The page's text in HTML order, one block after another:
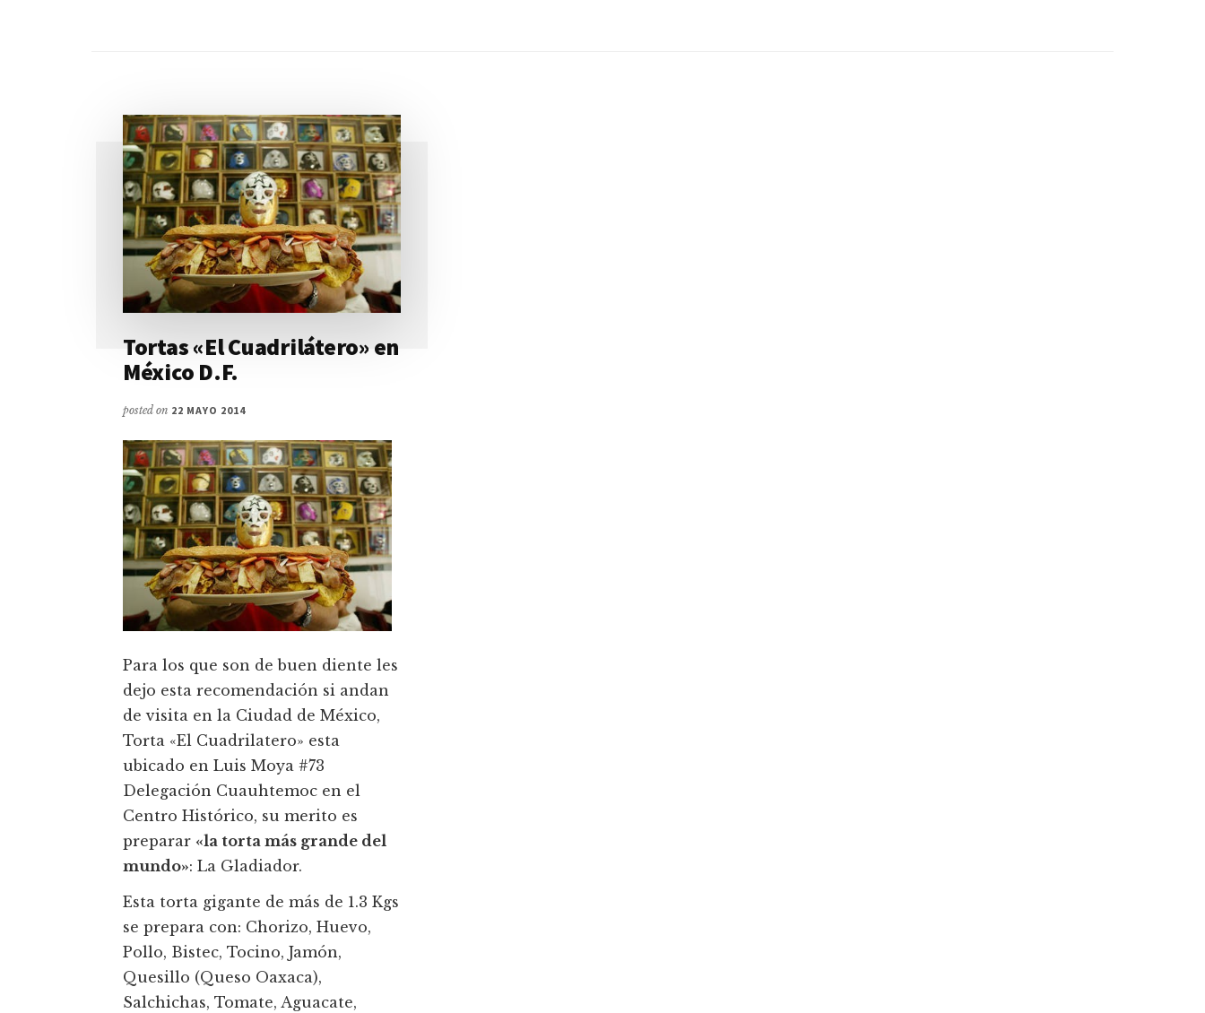
Tortas «El Cuadrilátero» en
México D.F.
posted on 22 MAYO 2014
Para los que son de buen diente les
dejo esta recomendación si andan
de visita en la Ciudad de México,
Torta «El Cuadrilatero» esta
ubicado en Luis Moya #73
Delegación Cuauhtemoc en el
Centro Histórico, su merito es
preparar «la torta más grande del
mundo»: La Gladiador.
Esta torta gigante de más de 1.3 Kgs
se prepara con: Chorizo, Huevo,
Pollo, Bistec, Tocino, Jamón,
Quesillo (Queso Oaxaca),
Salchichas, Tomate, Aguacate,